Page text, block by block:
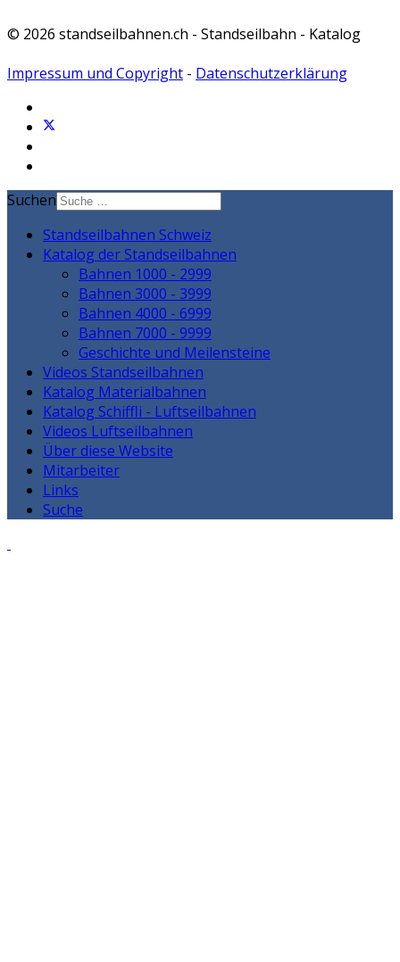
© 2026 standseilbahnen.ch - Standseilbahn - Katalog
Impressum und Copyright - Datenschutzerklärung
Suchen
Standseilbahnen Schweiz
Katalog der Standseilbahnen
Bahnen 1000 - 2999
Bahnen 3000 - 3999
Bahnen 4000 - 6999
Bahnen 7000 - 9999
Geschichte und Meilensteine
Videos Standseilbahnen
Katalog Materialbahnen
Katalog Schiffli - Luftseilbahnen
Videos Luftseilbahnen
Über diese Website
Mitarbeiter
Links
Suche